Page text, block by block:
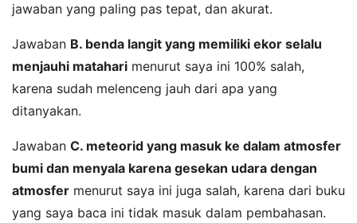
jawaban yang paling pas tepat, dan akurat.
Jawaban B. benda langit yang memiliki ekor selalu
menjauhi matahari menurut saya ini 100% salah,
karena sudah melenceng jauh dari apa yang
ditanyakan.
Jawaban C. meteorid yang masuk ke dalam atmosfer
bumi dan menyala karena gesekan udara dengan
atmosfer menurut saya ini juga salah, karena dari buku
yang saya baca ini tidak masuk dalam pembahasan.